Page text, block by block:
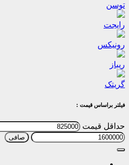
توسن
رایجت
رونیکس
ریباز
گریتک
فیلتر براساس قیمت :
حداقل قیمت
صافی